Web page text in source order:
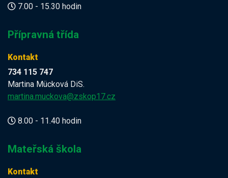
7.00 - 15.30 hodin
Přípravná třída
Kontakt
734 115 747
Martina Mücková DiS.
martina.muckova@zskop17.cz
8.00 - 11.40 hodin
Mateřská škola
Kontakt